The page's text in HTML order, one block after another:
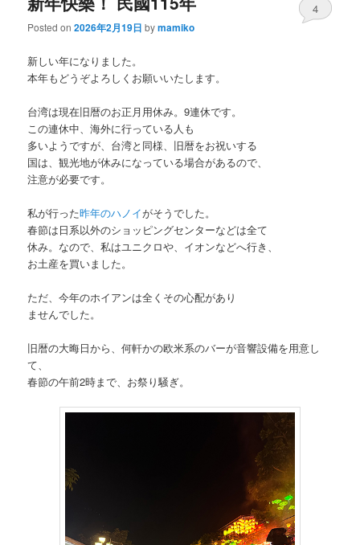
Posted on2026年2月19日 bymamiko
4
新しい年になりました。
本年もどうぞよろしくお願いいたします。
台湾は現在旧暦のお正月用休み。9連休です。
この連休中、海外に行っている人も
多いようですが、台湾と同様、旧暦をお祝いする
国は、観光地が休みになっている場合があるので、
注意が必要です。
私が行った昨年のハノイがそうでした。
春節は日系以外のショッピングセンターなどは全て
休み。なので、私はユニクロや、イオンなどへ行き、
お土産を買いました。
ただ、今年のホイアンは全くその心配があり
ませんでした。
旧暦の大晦日から、何軒かの欧米系のバーが音響設備を用意し
て、
春節の午前2時まで、お祭り騒ぎ。